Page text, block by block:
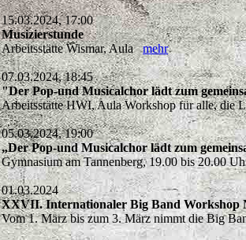
15.03.2024, 17:00
Musizierstunde
Arbeitsstätte Wismar, Aulamehr
07.03.2024, 18:45
"Der Pop-und Musicalchor lädt zum
Arbeitsstätte HWI, Aula Workshop für alle, die
05.03.2024, 19:00
„Der Pop-und Musicalchor lädt zum
Gymnasium am Tannenberg, 19.00 bis 20.00
01.03.2024
XXVII. Internationaler Big Band Workshop
Vom 1. März bis zum 3. März nimmt die Big